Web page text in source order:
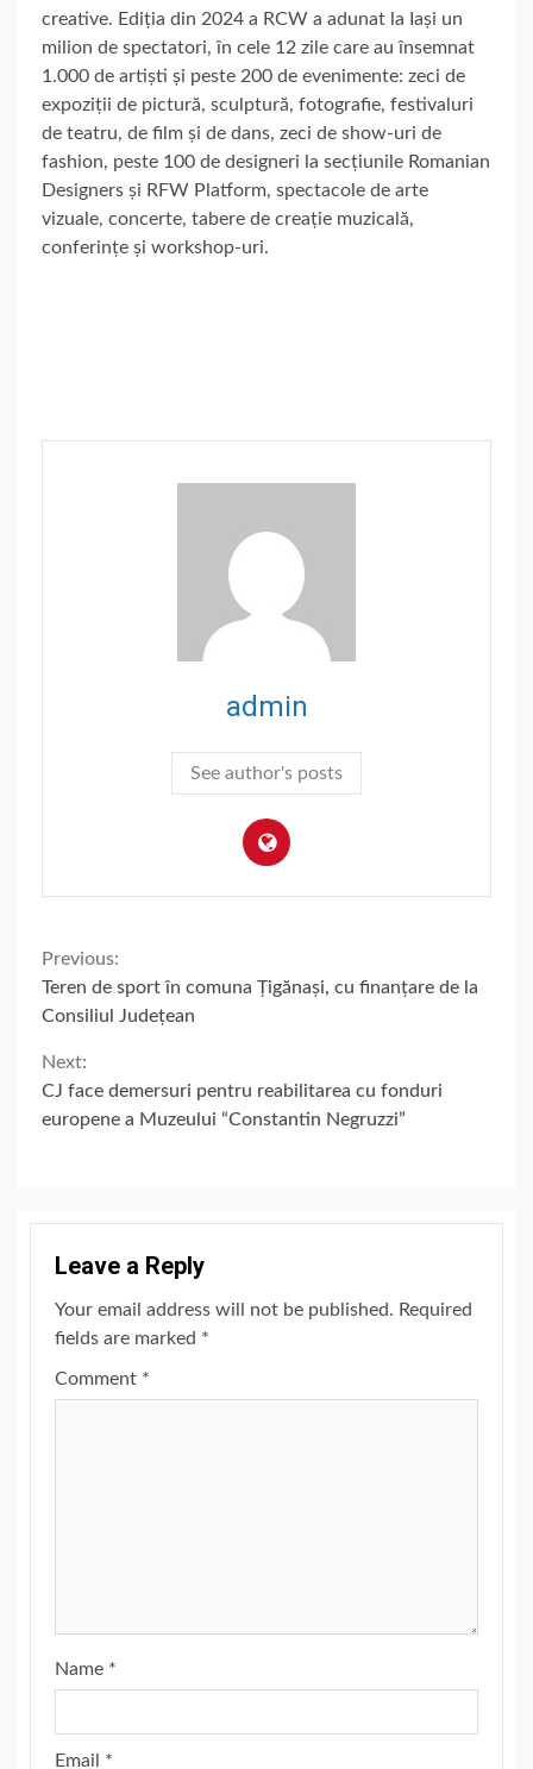
creative. Ediția din 2024 a RCW a adunat la Iași un
milion de spectatori, în cele 12 zile care au însemnat
1.000 de artiști și peste 200 de evenimente: zeci de
expoziții de pictură, sculptură, fotografie, festivaluri
de teatru, de film și de dans, zeci de show-uri de
fashion, peste 100 de designeri la secțiunile Romanian
Designers și RFW Platform, spectacole de arte
vizuale, concerte, tabere de creație muzicală,
conferințe și workshop-uri.
admin
See author's posts
Continue
Reading
Previous:
Teren de sport în comuna Țigănași, cu finanțare de la
Consiliul Județean
Next:
CJ face demersuri pentru reabilitarea cu fonduri
europene a Muzeului “Constantin Negruzzi”
Leave a Reply
Your email address will not be published. Required
fields are marked *
Comment *
Name *
Email *